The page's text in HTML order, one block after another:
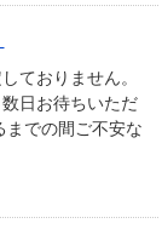
ておりません。
日お待ちいただ
までの間ご不安な